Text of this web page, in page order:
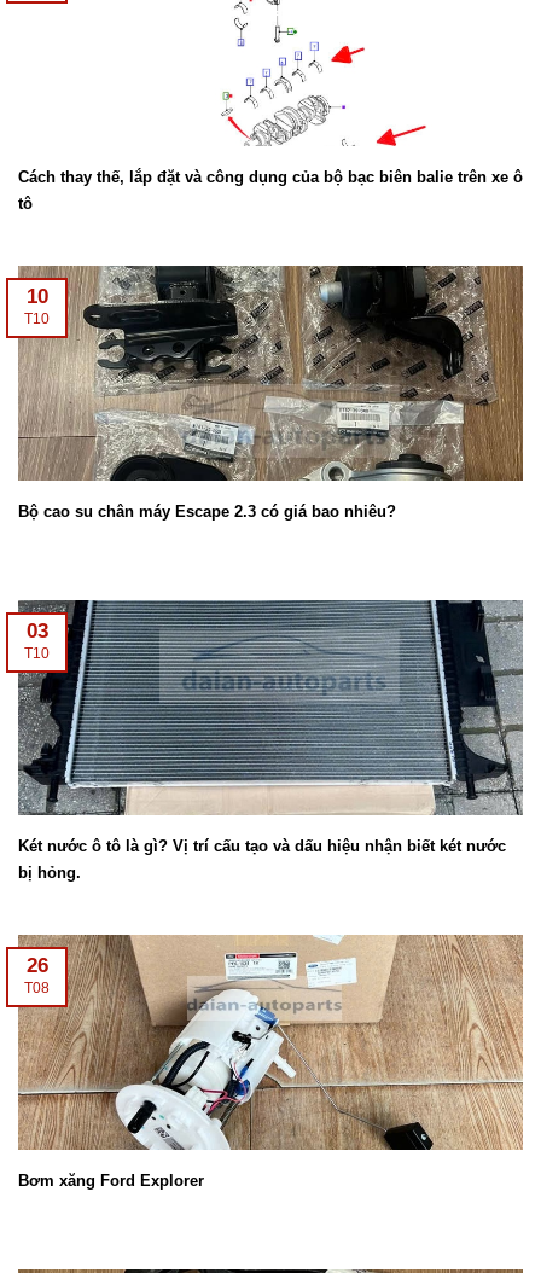
Cách thay thế, lắp đặt và công dụng của bộ bạc biên balie trên xe ô
tô
10
T10
Bộ cao su chân máy Escape 2.3 có giá bao nhiêu?
03
T10
Két nước ô tô là gì? Vị trí cấu tạo và dấu hiệu nhận biết két nước
bị hỏng.
26
T08
Bơm xăng Ford Explorer